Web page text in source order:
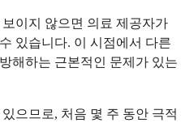
이지 않으면 의료 제공자가
있습니다. 이 시점에서 다른
해하는 근본적인 문제가 있는
으므로, 처음 몇 주 동안 극적